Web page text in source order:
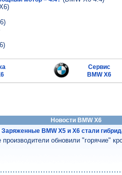
Сервис
BMW X6
Новости BMW X6
Заряженные BMW X5 и X6 стали
производители обновили "горячие"